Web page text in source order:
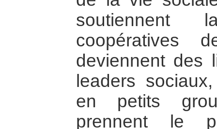
soutiennent
coopératives
deviennent des
leaders
en petits
prennent le